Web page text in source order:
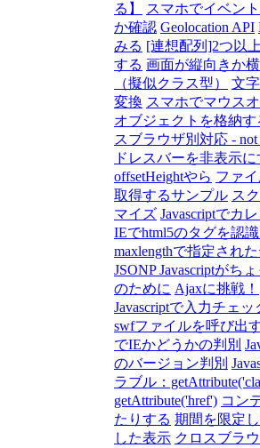
る】
スマホでイベン
か確認 Geolocation API
みる [連想配列]2つ以
する 画面が縦向きか
（擬似クラス型）
文
変換 スマホでマウス
オブジェクトを格納す
スブラウザ別対応 - not
ドレスバーを非表示に
offsetHeightやら ファ
取得するサンプル ス
マイズ Javascriptでカ
IEでhtml5のタグを認
maxlengthで指定され
JSONP Javascriptがち
のために Ajaxに挑戦！
Javascriptで入力チェ
swfファイルを呼び出
でIEかどうかの判別
のバージョン判別
ラブル：
getAttribute('href') コン
たりする 期間を限定
した表示 クロスブラ